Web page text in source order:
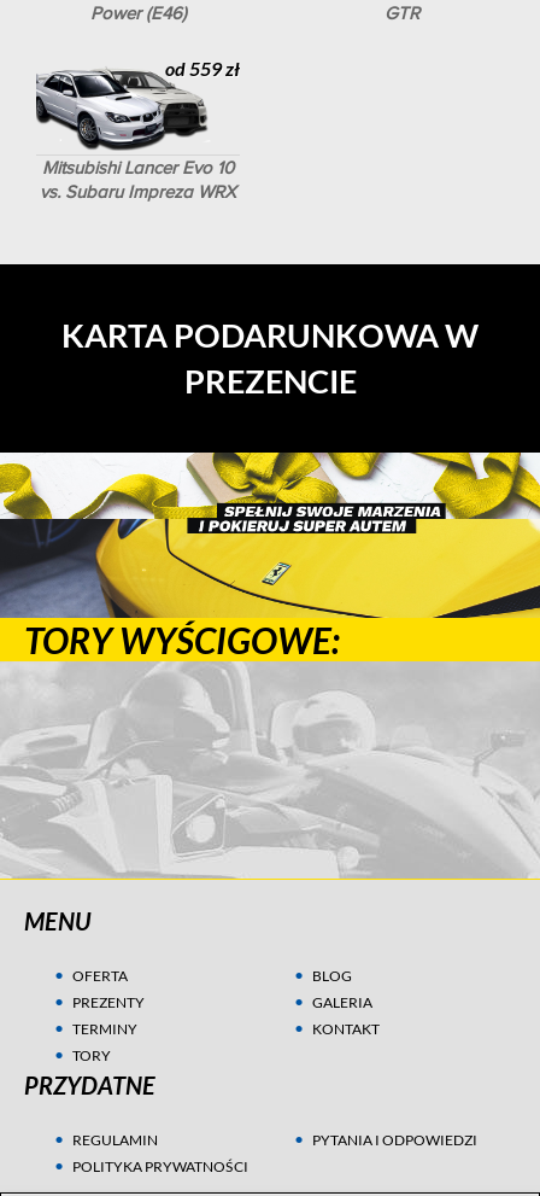
Power (E46)
GTR
Mitsubishi Lancer Evo 10
vs. Subaru Impreza WRX
od 559 zł
KARTA PODARUNKOWA W
PREZENCIE
TORY WYŚCIGOWE:
MENU
OFERTA
PREZENTY
TERMINY
TORY
BLOG
GALERIA
KONTAKT
PRZYDATNE
REGULAMIN
POLITYKA PRYWATNOŚCI
PYTANIA I ODPOWIEDZI